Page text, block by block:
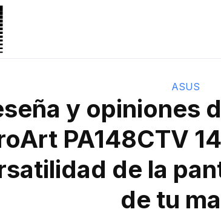
ASUS
y opiniones
PA148CTV
de la
de tu